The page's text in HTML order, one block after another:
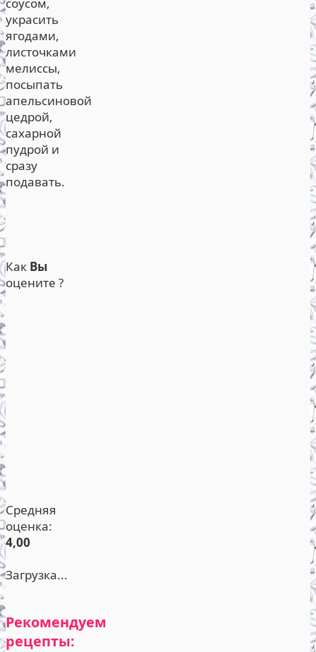
соусом,
украсить
ягодами,
листочками
мелиссы,
посыпать
апельсиновой
цедрой,
сахарной
пудрой и
сразу
подавать.
Как Вы
оцените ?
Средняя
оценка:
4,00
Загрузка...
Рекомендуем
рецепты: